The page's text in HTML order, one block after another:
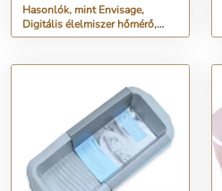
Hasonlók, mint Envisage,
Digitális élelmiszer hőmérő,
sütéshez, főzéshez, fehér